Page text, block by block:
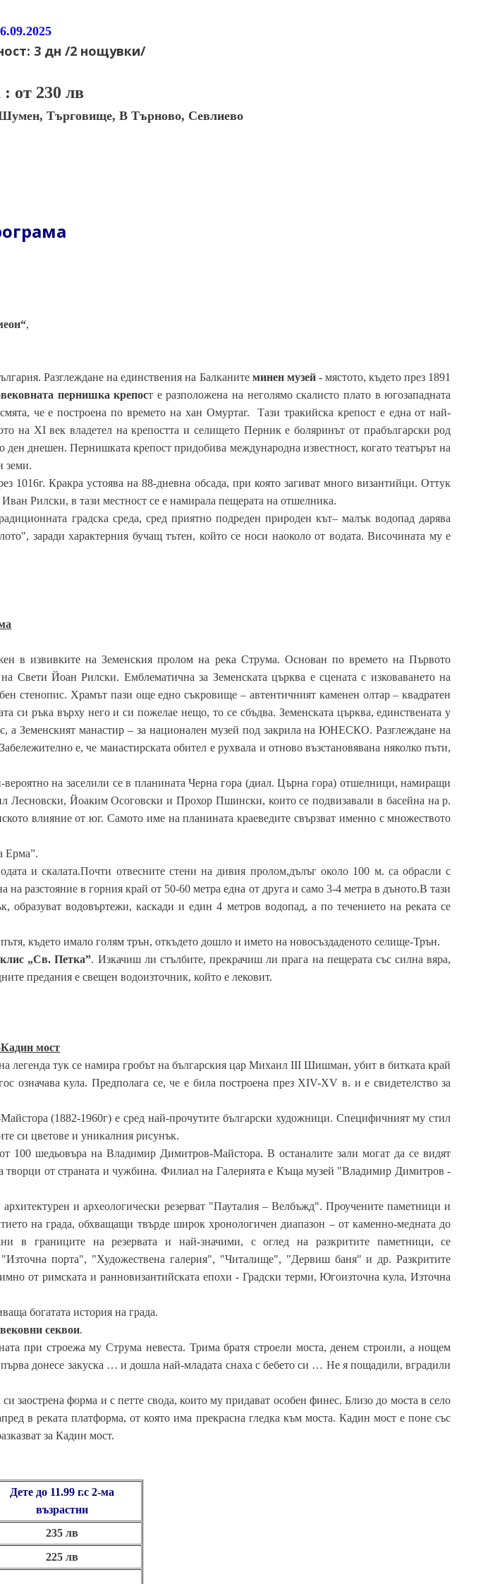
3 дн /2 нощувки/
от 230 лв
Търговище, В Търново, Севлиево
,
Разглеждане на единствения на Балканите минен музей- мястото, където през 1891
пернишка крепост е разположена на неголямо скалисто плато в югозападната
че е построена по времето на хан Омуртаг. Тази тракийска крепост е една от най-
на ХІ век владетел на крепостта и селището Перник е боляринът от прабългарски род
днешен. Пернишката крепост придобива международна известност, когато театърът на
земи.
1016г. Кракра устоява на 88-дневна обсада, при която загиват много византийци. Оттук
Рилски, в тази местност се е намирала пещерата на отшелника.
градска среда, сред приятно подреден природен кът– малък водопад дарява
заради характерния бучащ тътен, който се носи наоколо от водата. Височината му е
в извивките на Земенския пролом на река Струма. Основан по времето на Първото
Свети Йоан Рилски. Емблематична за Земенската църква е сцената с изковаването на
стенопис. Храмът пази още едно съкровище – автентичният каменен олтар – квадратен
си ръка върху него и си пожелае нещо, то се сбъдва. Земенската църква, единствената у
а Земенският манастир – за национален музей под закрила на ЮНЕСКО. Разглеждане на
е, че манастирската обител е рухвала и отново възстановявана няколко пъти,
на заселили се в планината Черна гора (диал. Църна гора) отшелници, намиращи
Йоаким Осоговски и Прохор Пшински, които се подвизавали в басейна на р.
влияние от юг. Самото име на планината краеведите свързват именно с множеството
Ерма”.
и скалата.Почти отвесните стени на дивия пролом,дълъг около 100 м. са обрасли с
разстояние в горния край от 50-60 метра една от друга и само 3-4 метра в дъното.В тази
образуват водовъртежи, каскади и един 4 метров водопад, а по течението на реката се
където имало голям трън, откъдето дошло и името на новосъздаденото селище-Трън.
„Св. Петка”. Изкачиш ли стълбите, прекрачиш ли прага на пещерата със силна вяра,
предания е свещен водоизточник, който е лековит.
мост
легенда тук се намира гробът на българския цар Михаил III Шишман, убит в битката край
означава кула. Предполага се, че е била построена през XIV-XV в. и е свидетелство за
(1882-1960г) е сред най-прочутите български художници. Специфичният му стил
си цветове и уникалния рисунък.
100 шедьовъра на Владимир Димитров-Майстора. В останалите зали могат да се видят
творци от страната и чужбина. Филиал на Галерията е Къща музей "Владимир Димитров -
и археологически резерват "Пауталия – Велбъжд". Проучените паметници и
на града, обхващащи твърде широк хронологичен диапазон – от каменно-медната до
в границите на резервата и най-значими, с оглед на разкритите паметници, се
порта", "Художествена галерия", "Читалище", "Дервиш баня" и др. Разкритите
от римската и ранновизантийската епохи - Градски терми, Югоизточна кула, Източна
богатата история на града.
вековни секвои.
при строежа му Струма невеста. Трима братя строели моста, денем строили, а нощем
донесе закуска … и дошла най-младата снаха с бебето си … Не я пощадили, вградили
заострена форма и с петте свода, които му придават особен финес. Близо до моста в село
в реката платформа, от която има прекрасна гледка към моста. Кадин мост е поне със
за Кадин мост.
Дете до 11.99 г.с 2-ма
възрастни
235 лв
225 лв